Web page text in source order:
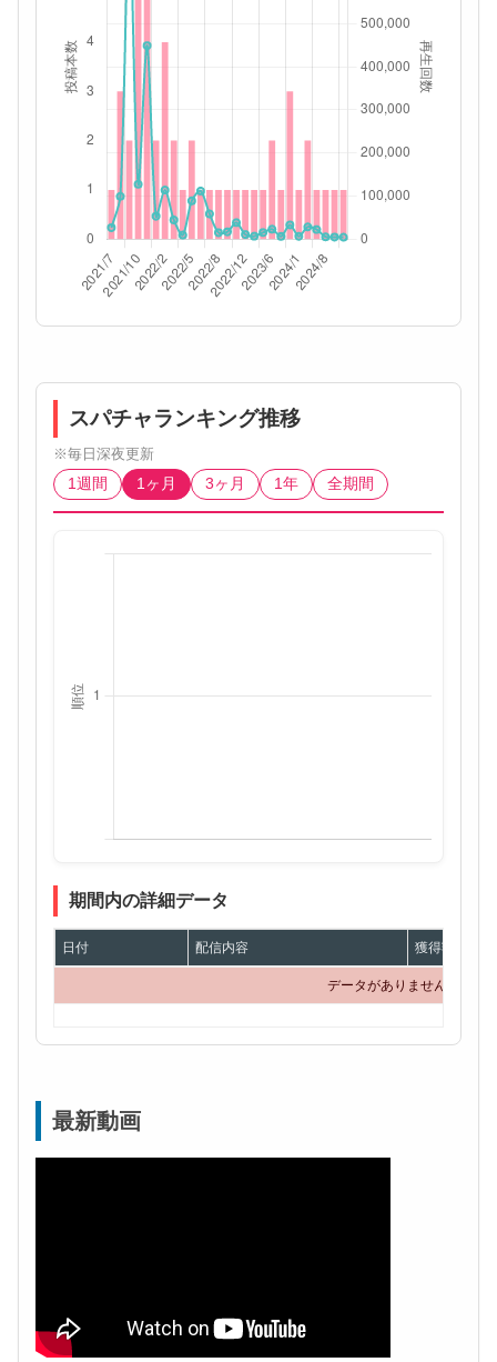
スパチャランキング推移
※毎日深夜更新
1週間
1ヶ月 3ヶ月 1年 全期間
期間内の詳細データ
日付 配信内容 獲得額
データがありません
最新動画